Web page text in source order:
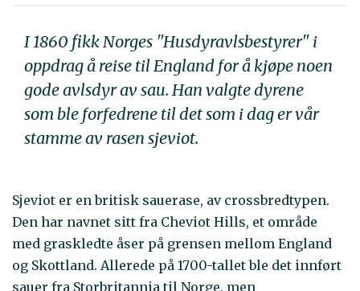
I 1860 fikk Norges "Husdyravlsbestyrer" i
oppdrag å reise til England for å kjøpe noen
gode avlsdyr av sau. Han valgte dyrene
som ble forfedrene til det som i dag er vår
stamme av rasen sjeviot.
Sjeviot er en britisk sauerase, av crossbredtypen.
Den har navnet sitt fra Cheviot Hills, et område
med graskledte åser på grensen mellom England
og Skottland. Allerede på 1700-tallet ble det innført
sauer fra Storbritannia til Norge, men